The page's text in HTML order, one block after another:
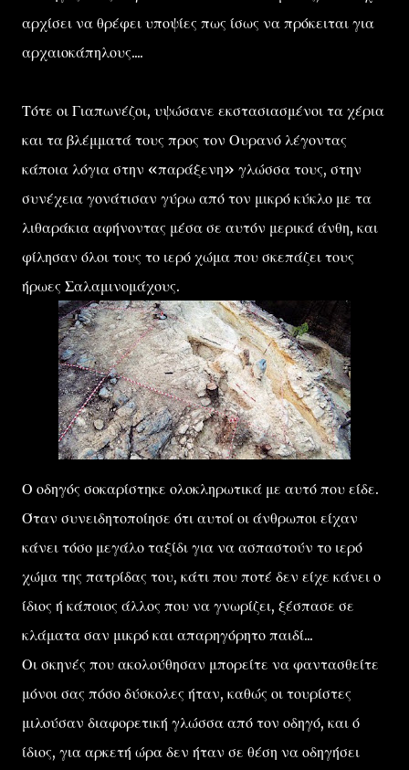
αρχίσει να θρέφει υποψίες πως ίσως να πρόκειται για
αρχαιοκάπηλους....
Τότε οι Γιαπωνέζοι, υψώσανε εκστασιασμένοι τα χέρια
και τα βλέμματά τους προς τον Ουρανό λέγοντας
κάποια λόγια στην «παράξενη» γλώσσα τους, στην
συνέχεια γονάτισαν γύρω από τον μικρό κύκλο με τα
λιθαράκια αφήνοντας μέσα σε αυτόν μερικά άνθη, και
φίλησαν όλοι τους το ιερό χώμα που σκεπάζει τους
ήρωες Σαλαμινομάχους.
Ο οδηγός σοκαρίστηκε ολοκληρωτικά με αυτό που είδε.
Όταν συνειδητοποίησε ότι αυτοί οι άνθρωποι είχαν
κάνει τόσο μεγάλο ταξίδι για να ασπαστούν το ιερό
χώμα της πατρίδας του, κάτι που ποτέ δεν είχε κάνει ο
ίδιος ή κάποιος άλλος που να γνωρίζει, ξέσπασε σε
κλάματα σαν μικρό και απαρηγόρητο παιδί...
Οι σκηνές που ακολούθησαν μπορείτε να φαντασθείτε
μόνοι σας πόσο δύσκολες ήταν, καθώς οι τουρίστες
μιλούσαν διαφορετική γλώσσα από τον οδηγό, και ό
ίδιος, για αρκετή ώρα δεν ήταν σε θέση να οδηγήσει